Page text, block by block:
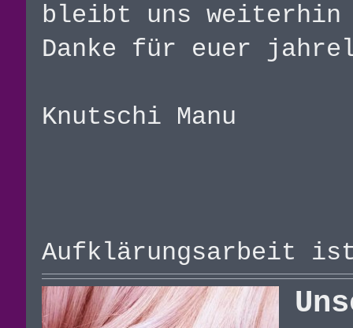
bleibt uns
Danke für euer
Knutschi Manu
Aufklärungsarbeit